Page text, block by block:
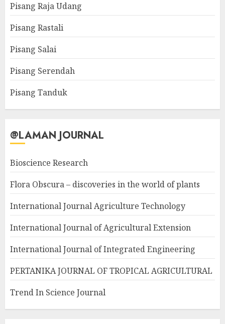
Pisang Raja Udang
Pisang Rastali
Pisang Salai
Pisang Serendah
Pisang Tanduk
@LAMAN JOURNAL
Bioscience Research
Flora Obscura – discoveries in the world of plants
International Journal Agriculture Technology
International Journal of Agricultural Extension
International Journal of Integrated Engineering
PERTANIKA JOURNAL OF TROPICAL AGRICULTURAL
Trend In Science Journal